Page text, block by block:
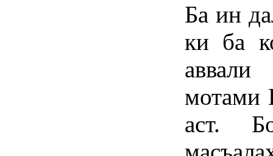
Ба ин
ки ба
мотами
аст.